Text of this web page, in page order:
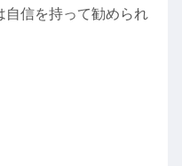
自信を持って勧められ